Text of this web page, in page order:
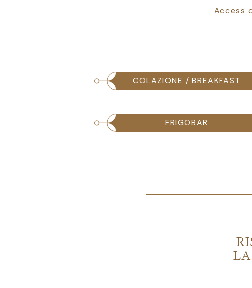
Access
COLAZIONE / BREAKFAST
FRIGOBAR